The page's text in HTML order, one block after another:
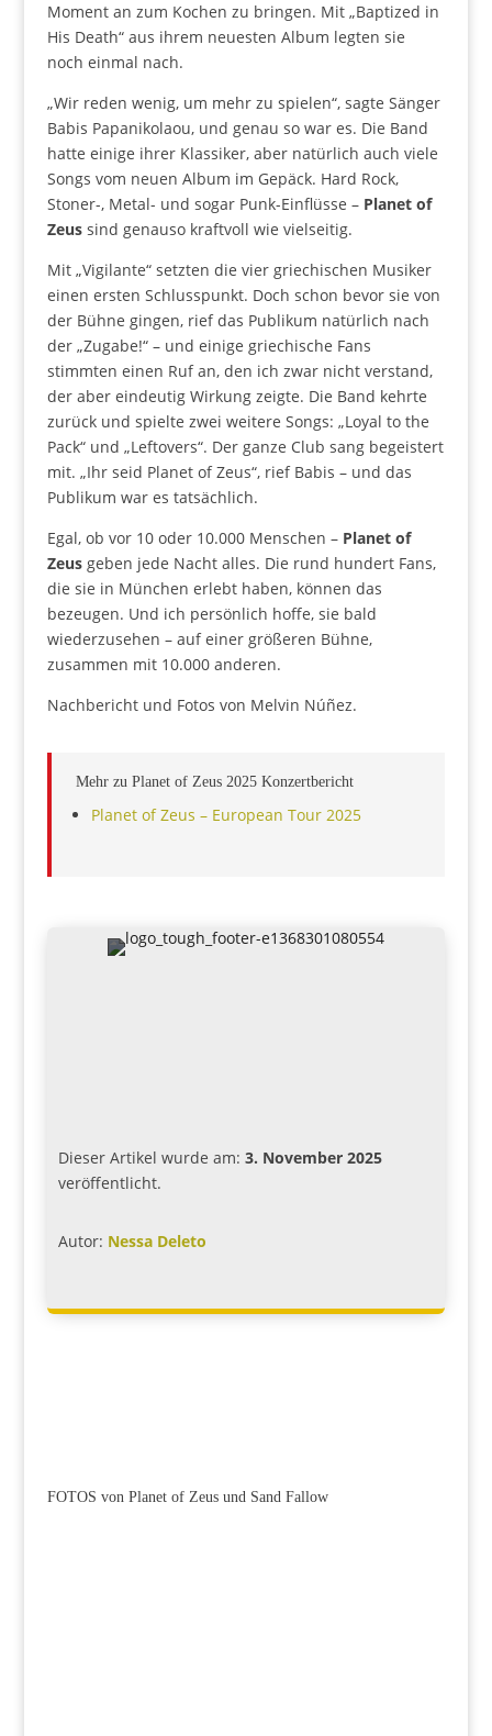
Moment an zum Kochen zu bringen. Mit „Baptized in
His Death“ aus ihrem neuesten Album legten sie
noch einmal nach.
„Wir reden wenig, um mehr zu spielen“, sagte Sänger
Babis Papanikolaou, und genau so war es. Die Band
hatte einige ihrer Klassiker, aber natürlich auch viele
Songs vom neuen Album im Gepäck. Hard Rock,
Stoner-, Metal- und sogar Punk-Einflüsse – Planet of
Zeussind genauso kraftvoll wie vielseitig.
Mit „Vigilante“ setzten die vier griechischen Musiker
einen ersten Schlusspunkt. Doch schon bevor sie von
der Bühne gingen, rief das Publikum natürlich nach
der „Zugabe!“ – und einige griechische Fans
stimmten einen Ruf an, den ich zwar nicht verstand,
der aber eindeutig Wirkung zeigte. Die Band kehrte
zurück und spielte zwei weitere Songs: „Loyal to the
Pack“ und „Leftovers“. Der ganze Club sang begeistert
mit. „Ihr seid Planet of Zeus“, rief Babis – und das
Publikum war es tatsächlich.
Egal, ob vor 10 oder 10.000 Menschen – Planet of
Zeusgeben jede Nacht alles. Die rund hundert Fans,
die sie in München erlebt haben, können das
bezeugen. Und ich persönlich hoffe, sie bald
wiederzusehen – auf einer größeren Bühne,
zusammen mit 10.000 anderen.
Nachbericht und Fotos von Melvin Núñez.
Mehr zu Planet of Zeus 2025 Konzertbericht
Planet of Zeus – European Tour 2025
Dieser Artikel wurde am: 3. November 2025
veröffentlicht.
Autor: Nessa Deleto
FOTOS von Planet of Zeus und Sand Fallow